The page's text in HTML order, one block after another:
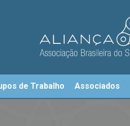
de Trabalho Associados